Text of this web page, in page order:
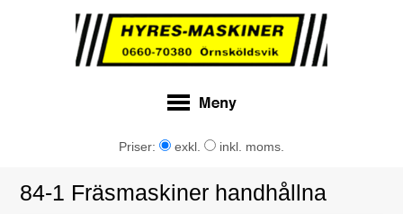
Priser: exkl. inkl. moms.
84-1 Fräsmaskiner handhållna